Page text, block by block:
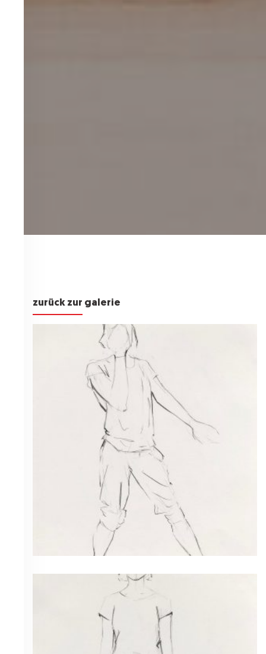
zurück zur galerie